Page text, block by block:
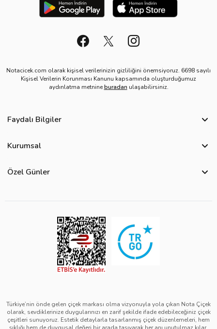
Notacicek.com olarak kişisel verilerinizin gizliliğini önemsiyoruz. 6698 sayılı
Kişisel Verilerin Korunması Kanunu kapsamında oluşturduğumuz
aydınlatma metnineburadan ulaşabilirsiniz.
Faydalı Bilgiler
Site Haritası
Görsel Kontrol Süreci
Ürün Sıralama Kriterleri
Kurumsal
Üyelik Sözleşmesi
Mesafeli Satış Sözleşmesi
Kurumsal Müşterilerimiz
Özel Günler
Kadınlar Günü Çiçekleri
Sevgililer Günü Çiçekleri
Anneler Günü Çiçekleri
Babalar Günü Çiçekleri
Türkiye’nin önde gelen çiçek markası olma vizyonuyla yola çıkan Nota Çiçek
olarak, sevdiklerinize duygularınızı en zarif şekilde ifade edebileceğiniz çiçek
çeşitleri sunuyoruz. Estetik detaylarla tasarlanmış çiçek düzenlemeleri, hem